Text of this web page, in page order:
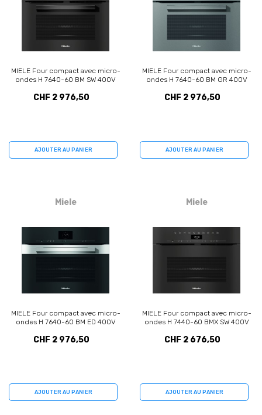
MIELE Four compact avec micro-
ondes H 7640-60 BM SW 400V
CHF 2 976,50
AJOUTER AU PANIER
MIELE Four compact avec micro-
ondes H 7640-60 BM GR 400V
CHF 2 976,50
AJOUTER AU PANIER
Miele
MIELE Four compact avec micro-
ondes H 7640-60 BM ED 400V
CHF 2 976,50
AJOUTER AU PANIER
Miele
MIELE Four compact avec micro-
ondes H 7440-60 BMX SW 400V
CHF 2 676,50
AJOUTER AU PANIER